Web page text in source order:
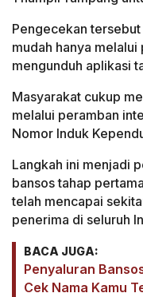
Pengecekan
mudah hanya
mengunduh aplikasi
Masyarakat cukup
melalui peramban
Nomor Induk
Langkah ini menjadi
bansos tahap
telah mencapai
penerima di seluruh
BACA JUGA:
Penyaluran
Cek Nama Kamu